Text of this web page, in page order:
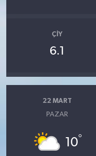
ÇIY
6.1
22 MART
PAZAR
10°